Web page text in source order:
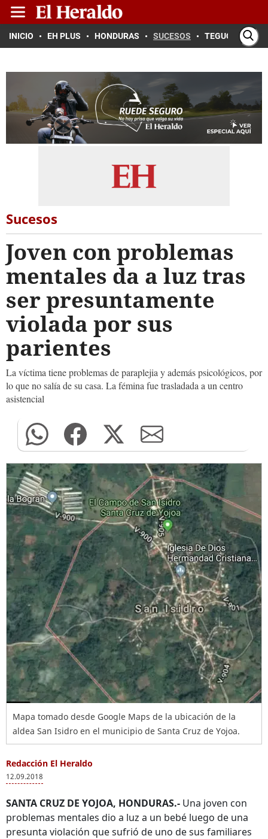
INICIO EH PLUS HONDURAS SUCESOS TEGUCIGALPA
Sucesos
Joven con problemas
mentales da a luz tras
ser presuntamente
violada por sus
parientes
La víctima tiene problemas de paraplejia y además psicológicos, por
lo que no salía de su casa. La fémina fue trasladada a un centro
asistencial
Mapa tomado desde Google Maps de la ubicación de la
aldea San Isidro en el municipio de Santa Cruz de Yojoa.
Redacción El Heraldo
12.09.2018
SANTA CRUZ DE YOJOA, HONDURAS.- Una joven con
problemas mentales dio a luz a un bebé luego de una
presunta violación que sufrió de uno de sus familiares